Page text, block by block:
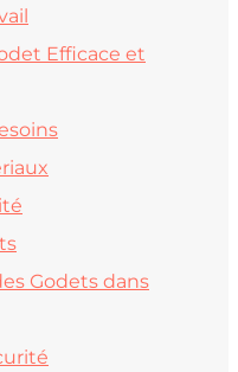
Efficace et
Godets dans